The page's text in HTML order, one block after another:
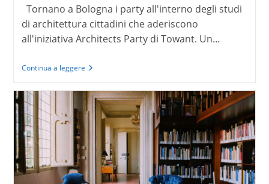
Tornano a Bologna i party all'interno degli studi
di architettura cittadini che aderiscono
all'iniziativa Architects Party di Towant. Un…
Continua a leggereGli
di
Towant
tornano
scena
a
Bologna